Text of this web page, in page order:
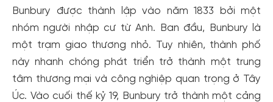
Bunbury được thành lập vào năm 1833 bởi một
nhóm người nhập cư từ Anh. Ban đầu, Bunbury là
một trạm giao thương nhỏ. Tuy nhiên, thành phố
này nhanh chóng phát triển trở thành một trung
tâm thương mại và công nghiệp quan trọng ở Tây
Úc. Vào cuối thế kỷ 19, Bunbury trở thành một cảng